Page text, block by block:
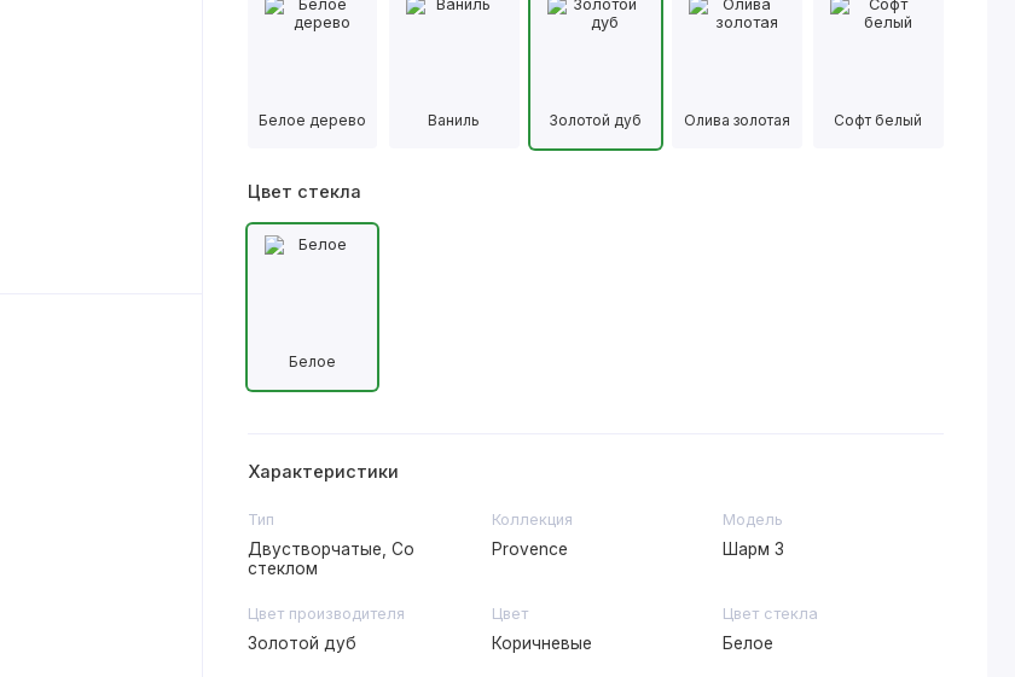
Белое дерево Ваниль Золотой дуб Олива золотая Софт белый
Цвет стекла
Белое
Характеристики
Тип
Двустворчатые, Со
стеклом
Коллекция
Provence
Модель
Шарм 3
Цвет производителя
Золотой дуб
Цвет
Коричневые
Цвет стекла
Белое